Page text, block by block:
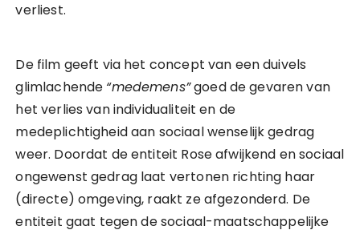
verliest.
De film geeft via het concept van een duivels
glimlachende “medemens”goed de gevaren van
het verlies van individualiteit en de
medeplichtigheid aan sociaal wenselijk gedrag
weer. Doordat de entiteit Rose afwijkend en sociaal
ongewenst gedrag laat vertonen richting haar
(directe) omgeving, raakt ze afgezonderd. De
entiteit gaat tegen de sociaal-maatschappelijke